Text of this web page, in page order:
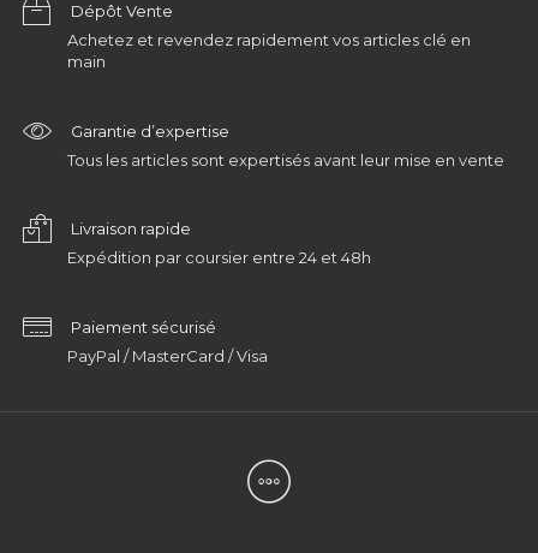
Dépôt Vente
Achetez et revendez rapidement vos articles clé en
main
Garantie d’expertise
Tous les articles sont expertisés avant leur mise en vente
Livraison rapide
Expédition par coursier entre 24 et 48h
Paiement sécurisé
PayPal / MasterCard / Visa